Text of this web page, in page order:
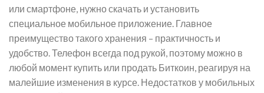
или смартфоне, нужно скачать и установить
специальное мобильное приложение. Главное
преимущество такого хранения – практичность и
удобство. Телефон всегда под рукой, поэтому можно в
любой момент купить или продать Биткоин, реагируя на
малейшие изменения в курсе. Недостатков у мобильных